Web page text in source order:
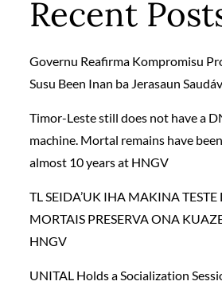
Recent
Governu Reafirma Kompromisu
Susu Been Inan ba Jerasaun
Timor-Leste still does not have a
machine. Mortal remains have
almost 10 years at HNGV
TL SEIDA’UK IHA MAKINA TESTE
MORTAIS PRESERVA ONA
HNGV
UNITAL Holds a Socialization